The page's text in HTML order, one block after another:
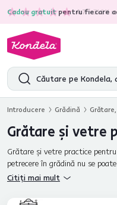
Cadou gratuitpentru fiecare
4,7 31.211
Introducere Grădină
Grătare şi vetre
Grătare şi vetre practice
petrecere în grădină nu se
calitate. Dacă vă place să
noastre. În oferta noastră veţi
Citiți mai mult